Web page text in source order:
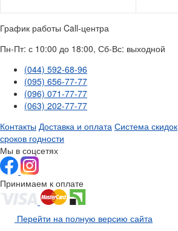
График работы Call-центра
Пн-Пт: с 10:00 до 18:00, Сб-Вс: выходной
(044) 592-68-96
(095) 656-77-77
(096) 071-77-77
(063) 202-77-77
Контакты Доставка и оплата Система скидок
сроков годности
Мы в соцсетях
Принимаем к оплате
Перейти на полную версию сайта